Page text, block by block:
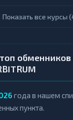
Показать все курсы (
года в нашем
пункта.